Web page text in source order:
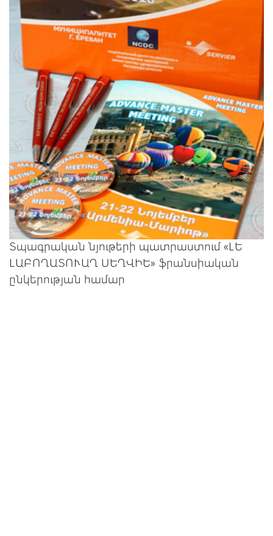
Տպագրական նյութերի պատրաստում «ԼԵ
ԼԱԲՈՂԱՏՈՒԱՂ ՍԵՂՎԻԵ» ֆրանսիական
ընկերության համար